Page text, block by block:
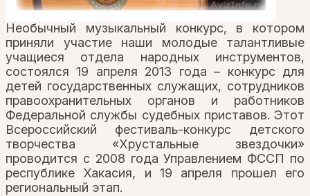
Необычный музыкальный конкурс, в котором
приняли участие наши молодые талантливые
учащиеся отдела народных инструментов,
состоялся 19 апреля 2013 года – конкурс для
детей государственных служащих, сотрудников
правоохранительных органов и работников
Федеральной службы судебных приставов. Этот
Всероссийский фестиваль-конкурс детского
творчества «Хрустальные звездочки»
проводится с 2008 года Управлением ФССП по
республике Хакасия, и 19 апреля прошел его
региональный этап.